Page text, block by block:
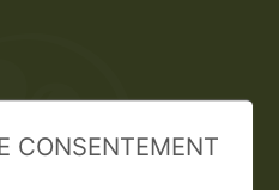
CONSENTEMENT